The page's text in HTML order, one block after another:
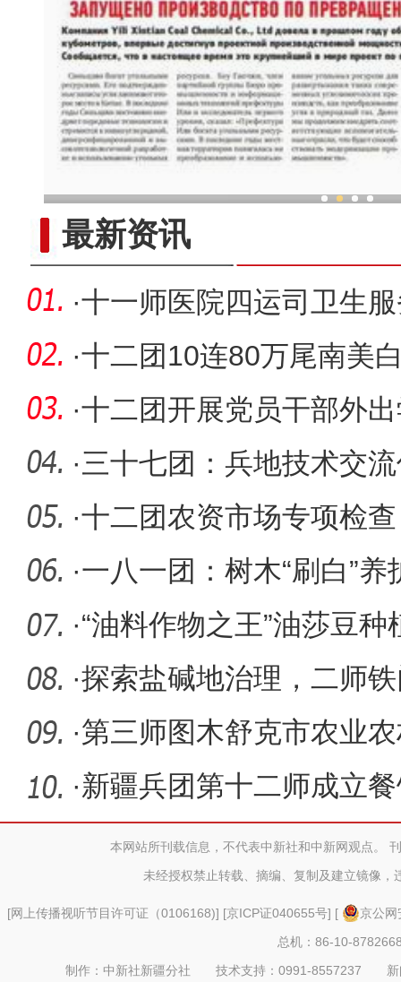
最新资讯
·十一师医院四运司卫生
烟日”
·十二团10连80万尾南美
·十二团开展党员干部外
会
·三十七团：兵地技术交
·十二团农资市场专项检
产
·一八一团：树木“刷白”
·“油料作物之王”油莎豆
·探索盐碱地治理，二师
·第三师图木舒克市农业
·新疆兵团第十二师成立
本网站所刊载信息，不代表中新社和中新网观点。
未经授权禁止转载、摘编、复制及建立镜像，
[网上传播视听节目许可证（0106168)] [京ICP证040655号] [
京公
总机：86-10-
制作：中新社新疆分社 技术支持：0991-8557237